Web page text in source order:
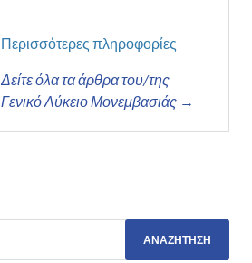
Περισσότερες πληροφορίες
Δείτε όλα τα άρθρα του/της
Γενικό Λύκειο Μονεμβασιάς →